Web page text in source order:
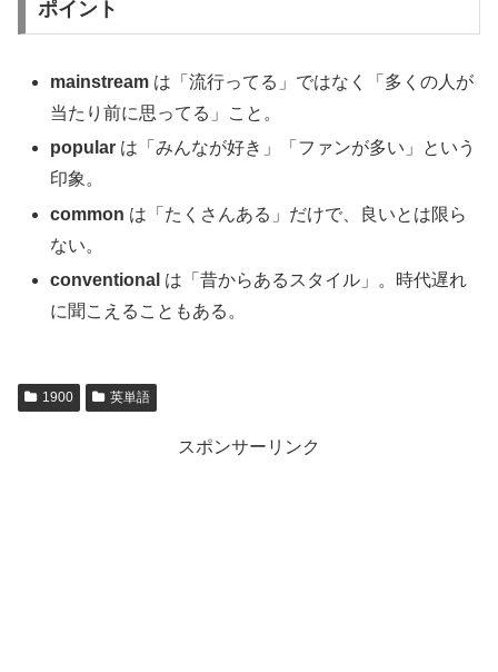
ポイント
mainstream は「流行ってる」ではなく「多くの人が
当たり前に思ってる」こと。
popular は「みんなが好き」「ファンが多い」という
印象。
common は「たくさんある」だけで、良いとは限ら
ない。
conventional は「昔からあるスタイル」。時代遅れ
に聞こえることもある。
1900 英単語
スポンサーリンク